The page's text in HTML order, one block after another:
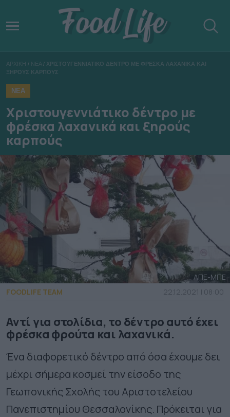
ΑΡΧΙΚΗ / ΝΕΑ / ΧΡΙΣΤΟΥΓΕΝΝΙΑΤΙΚΟ ΔΕΝΤΡΟ ΜΕ ΦΡΕΣΚΑ ΛΑΧΑΝΙΚΑ ΚΑΙ
ΞΗΡΟΥΣ ΚΑΡΠΟΥΣ
ΝΕΑ
Χριστουγεννιάτικο δέντρο με
φρέσκα λαχανικά και ξηρούς
καρπούς
ΑΠΕ-ΜΠΕ
FOODLIFE TEAM
22.12.2021 | 08:00
Αντί για στολίδια, το δέντρο αυτό έχει
φρέσκα φρούτα και λαχανικά.
Ένα διαφορετικό δέντρο από όσα έχουμε δει
μέχρι σήμερα κοσμεί την είσοδο της
Γεωπονικής Σχολής του Αριστοτελείου
Πανεπιστημίου Θεσσαλονίκης. Πρόκειται για